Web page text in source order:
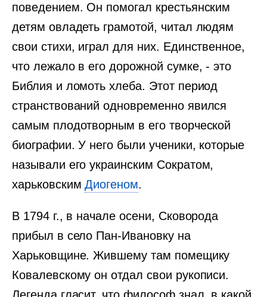
поведением. Он помогал крестьянским
детям овладеть грамотой, читал людям
свои стихи, играл для них. Единственное,
что лежало в его дорожной сумке, - это
Библия и ломоть хлеба. Этот период
странствований одновременно явился
самым плодотворным в его творческой
биографии. У него были ученики, которые
называли его украинским Сократом,
харьковскимДиогеном.
В 1794 г., в начале осени, Сковорода
прибыл в село Пан-Ивановку на
Харьковщине. Жившему там помещику
Ковалевскому он отдал свои рукописи.